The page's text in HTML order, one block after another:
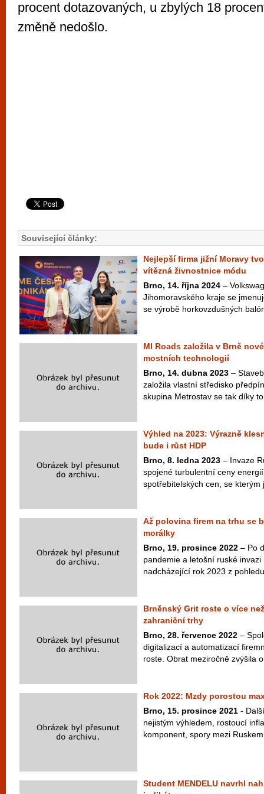
procent dotazovaných, u zbylých 18
změně nedošlo.
Související články:
Nejlepší firma jižní Moravy
vítězná živnostnice módu
Brno, 14. října 2024 –
Jihomoravského kraje se
se výrobě horkovzdušných
MI Roads založila v Brně
mostních technologií
Brno, 14. dubna 2023 –
založila vlastní středisko
skupina Metrostav se tak díky
Výhled na 2023: Výrazně
bude i růst HDP
Brno, 8. ledna 2023 – Invaze
spojené turbulentní ceny
spotřebitelských cen, se
Až polovina firem na trhu se
morálky
Brno, 19. prosince 2022 – Po
pandemie a letošní ruské
nadcházející rok 2023 z
Brněnský Grit roste o více
zahraniční trhy
Brno, 28. řervence 2022 –
digitalizací a automatizací
roste. Obrat meziročně zvýšila
Rok 2022: Mzdy porostou
Brno, 15. prosince 2021 -
nejistým výhledem, rostoucí
komponent, spory mezi
Student MENDELU navrhl